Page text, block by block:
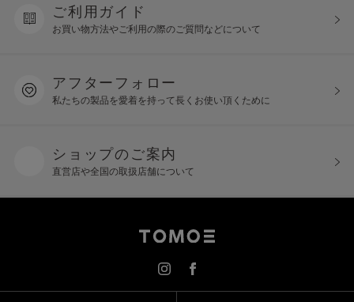
ご利用ガイド
お買い物方法やご利用の際のご質問などについて
アフターフォロー
私たちの製品を愛着を持って長くお使い頂くために
ショップのご案内
直営店や全国の取扱店舗について